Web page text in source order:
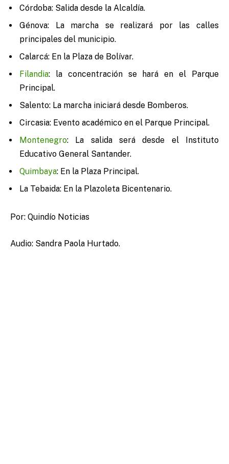
Córdoba: Salida desde la Alcaldía.
Génova: La marcha se realizará por las calles
principales del municipio.
Calarcá: En la Plaza de Bolívar.
Filandia: la concentración se hará en el Parque
Principal.
Salento: La marcha iniciará desde Bomberos.
Circasia: Evento académico en el Parque Principal.
Montenegro: La salida será desde el Instituto
Educativo General Santander.
Quimbaya: En la Plaza Principal.
La Tebaida: En la Plazoleta Bicentenario.
Por: Quindío Noticias
Audio: Sandra Paola Hurtado.